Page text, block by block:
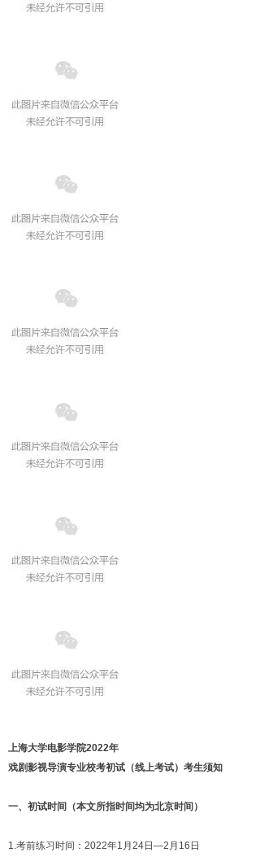
上海大学电影学院2022年
戏剧影视导演专业校考初试（线上考试）考生须知
一、初试时间（本文所指时间均为北京时间）
1.考前练习时间：2022年1月24日—2月16日